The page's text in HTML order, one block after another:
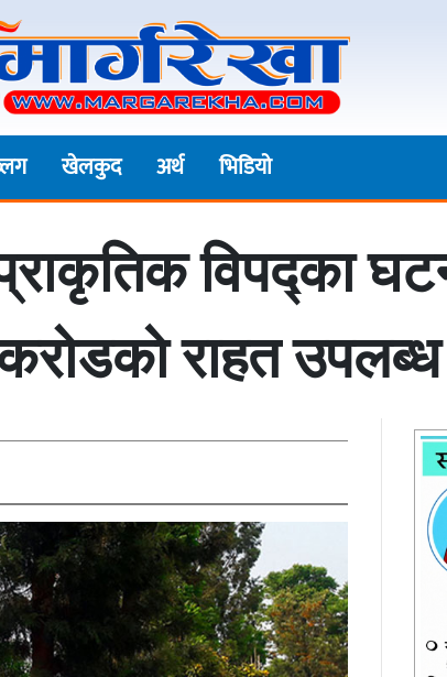
खेलकुद अर्थ भिडियाे
विपद्का
राहत उपलब्ध